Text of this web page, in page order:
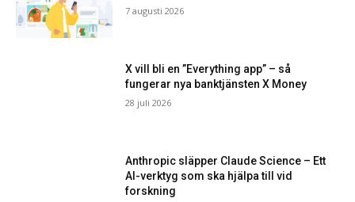
7 augusti 2026
X vill bli en ”Everything app” – så
fungerar nya banktjänsten X Money
28 juli 2026
Anthropic släpper Claude Science – Ett
AI-verktyg som ska hjälpa till vid
forskning